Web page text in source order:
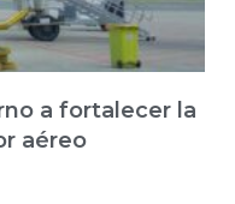
a fortalecer la
aéreo